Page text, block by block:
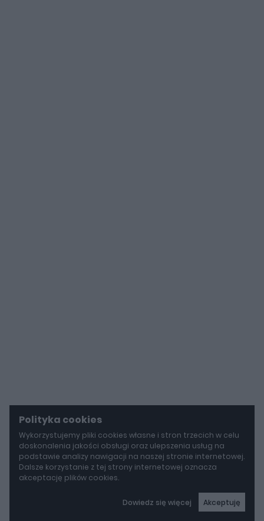
Polityka cookies
Wykorzystujemy pliki cookies własne i stron trzecich w celu
doskonalenia jakości obsługi oraz ulepszenia usług na
podstawie analizy nawigacji na naszej stronie internetowej.
Dalsze korzystanie z tej strony internetowej oznacza
akceptację plików cookies.
Dowiedz się więcej Akceptuję